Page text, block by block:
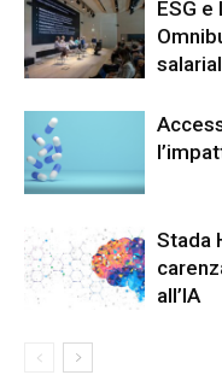
ESG
Stada
all’IA